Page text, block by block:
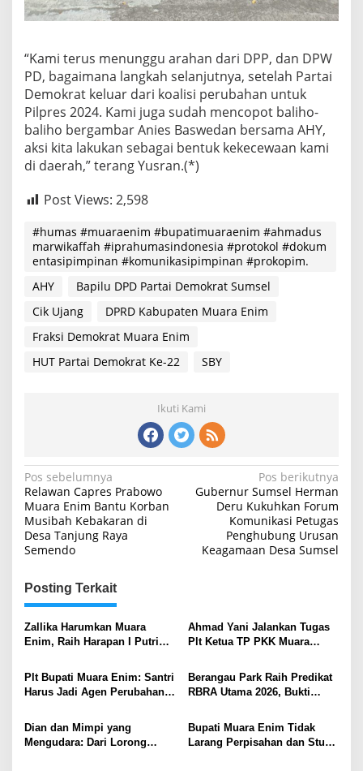
“Kami terus menunggu arahan dari DPP, dan DPW
PD, bagaimana langkah selanjutnya, setelah Partai
Demokrat keluar dari koalisi perubahan untuk
Pilpres 2024. Kami juga sudah mencopot baliho-
baliho bergambar Anies Baswedan bersama AHY,
aksi kita lakukan sebagai bentuk kekecewaan kami
di daerah,” terang Yusran.(*)
Post Views: 2,598
#humas #muaraenim #bupatimuaraenim #ahmadus
marwikaffah #iprahumasindonesia #protokol #dokum
entasipimpinan #komunikasipimpinan #prokopim.
AHY
Bapilu DPD Partai Demokrat Sumsel
Cik Ujang
DPRD Kabupaten Muara Enim
Fraksi Demokrat Muara Enim
HUT Partai Demokrat Ke-22
SBY
Ikuti Kami
Navigasi
pos
Pos sebelumnya
Relawan Capres Prabowo
Muara Enim Bantu Korban
Musibah Kebakaran di
Desa Tanjung Raya
Semendo
Pos berikutnya
Gubernur Sumsel Herman
Deru Kukuhkan Forum
Komunikasi Petugas
Penghubung Urusan
Keagamaan Desa Sumsel
Posting Terkait
Zallika Harumkan Muara
Enim, Raih Harapan I Putri
Ahmad Yani Jalankan Tugas
Plt Ketua TP PKK Muara
Plt Bupati Muara Enim: Santri
Harus Jadi Agen Perubahan
Berangau Park Raih Predikat
RBRA Utama 2026, Bukti
Ramah Anak .
Dian dan Mimpi yang
Mengudara: Dari Lorong
Bupati Muara Enim Tidak
Larang Perpisahan dan Study